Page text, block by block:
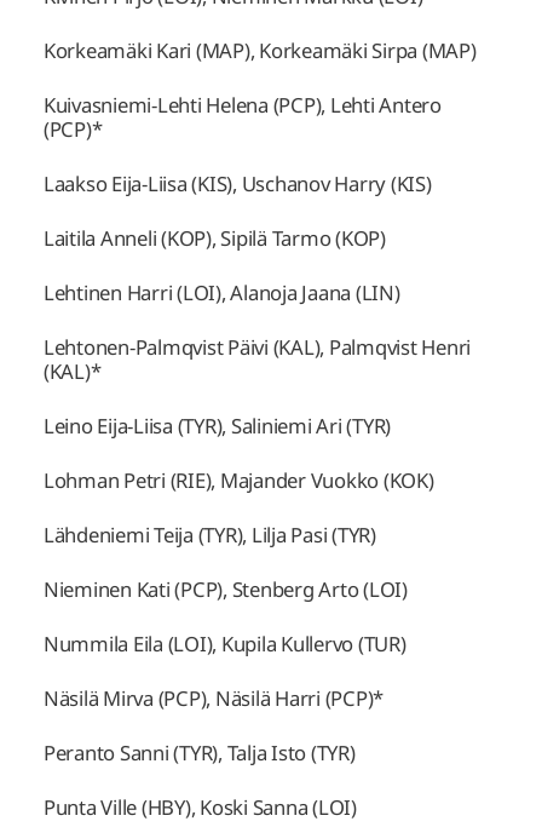
Korkeamäki Kari (MAP), Korkeamäki Sirpa (MAP)
Kuivasniemi-Lehti Helena (PCP), Lehti Antero
(PCP)*
Laakso Eija-Liisa (KIS), Uschanov Harry (KIS)
Laitila Anneli (KOP), Sipilä Tarmo (KOP)
Lehtinen Harri (LOI), Alanoja Jaana (LIN)
Lehtonen-Palmqvist Päivi (KAL), Palmqvist Henri
(KAL)*
Leino Eija-Liisa (TYR), Saliniemi Ari (TYR)
Lohman Petri (RIE), Majander Vuokko (KOK)
Lähdeniemi Teija (TYR), Lilja Pasi (TYR)
Nieminen Kati (PCP), Stenberg Arto (LOI)
Nummila Eila (LOI), Kupila Kullervo (TUR)
Näsilä Mirva (PCP), Näsilä Harri (PCP)*
Peranto Sanni (TYR), Talja Isto (TYR)
Punta Ville (HBY), Koski Sanna (LOI)